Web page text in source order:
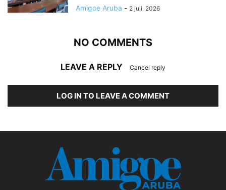
Amigoe Aruba - 2 juli, 2026
NO COMMENTS
LEAVE A REPLY Cancel reply
LOG IN TO LEAVE A COMMENT